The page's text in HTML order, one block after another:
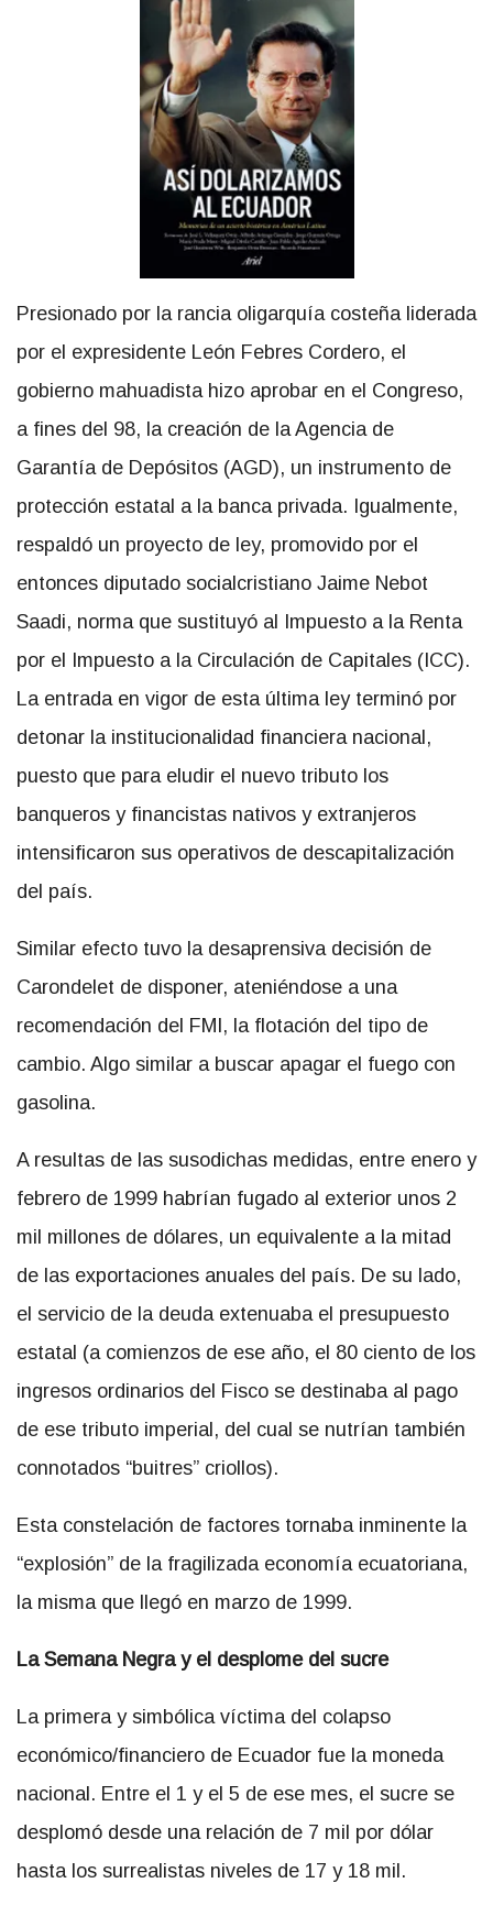
Presionado por la rancia oligarquía costeña liderada
por el expresidente León Febres Cordero, el
gobierno mahuadista hizo aprobar en el Congreso,
a fines del 98, la creación de la Agencia de
Garantía de Depósitos (AGD), un instrumento de
protección estatal a la banca privada. Igualmente,
respaldó un proyecto de ley, promovido por el
entonces diputado socialcristiano Jaime Nebot
Saadi, norma que sustituyó al Impuesto a la Renta
por el Impuesto a la Circulación de Capitales (ICC).
La entrada en vigor de esta última ley terminó por
detonar la institucionalidad financiera nacional,
puesto que para eludir el nuevo tributo los
banqueros y financistas nativos y extranjeros
intensificaron sus operativos de descapitalización
del país.
Similar efecto tuvo la desaprensiva decisión de
Carondelet de disponer, ateniéndose a una
recomendación del FMI, la flotación del tipo de
cambio. Algo similar a buscar apagar el fuego con
gasolina.
A resultas de las susodichas medidas, entre enero y
febrero de 1999 habrían fugado al exterior unos 2
mil millones de dólares, un equivalente a la mitad
de las exportaciones anuales del país. De su lado,
el servicio de la deuda extenuaba el presupuesto
estatal (a comienzos de ese año, el 80 ciento de los
ingresos ordinarios del Fisco se destinaba al pago
de ese tributo imperial, del cual se nutrían también
connotados “buitres” criollos).
Esta constelación de factores tornaba inminente la
“explosión” de la fragilizada economía ecuatoriana,
la misma que llegó en marzo de 1999.
La Semana Negra y el desplome del sucre
La primera y simbólica víctima del colapso
económico/financiero de Ecuador fue la moneda
nacional. Entre el 1 y el 5 de ese mes, el sucre se
desplomó desde una relación de 7 mil por dólar
hasta los surrealistas niveles de 17 y 18 mil.